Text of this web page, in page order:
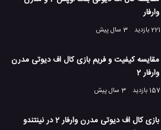
وارفار
221 بازدید
3 سال پیش
مقایسه کیفیت و فریم بازی کال اف دیوتی مدرن
وارفار 2
157 بازدید
3 سال پیش
بازی کال اف دیوتی مدرن وارفار 2 در نینتندو